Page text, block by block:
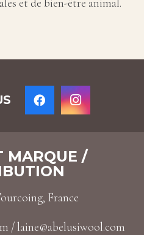
MARQUE /
France
/laine@abelusiwool.com